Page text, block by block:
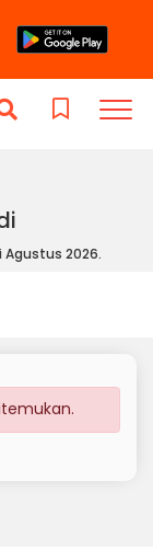
2026.